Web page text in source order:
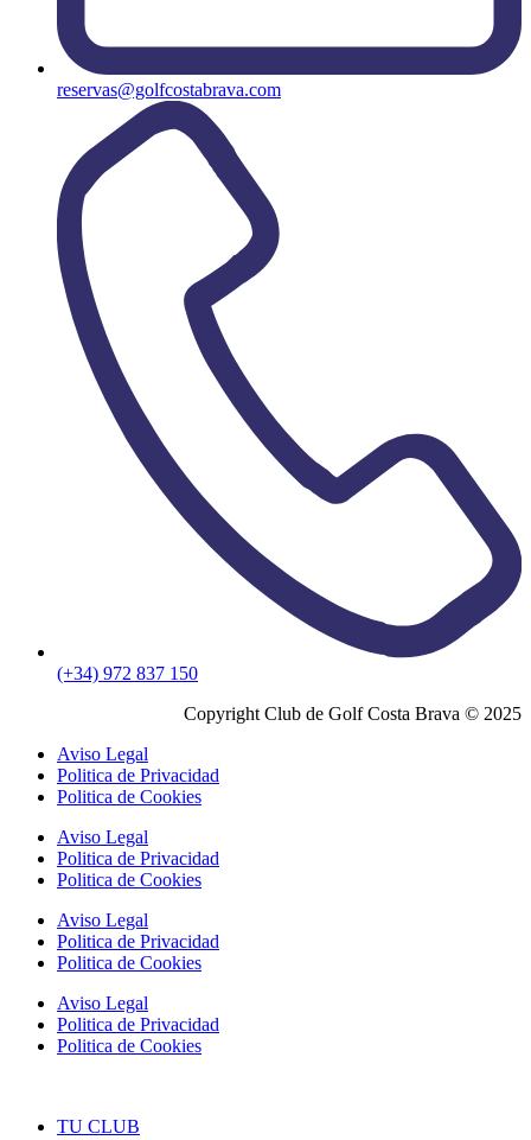
reservas@golfcostabrava.com
(+34) 972 837 150
Copyright Club de Golf Costa Brava © 2025
Aviso Legal
Politica de Privacidad
Politica de Cookies
Aviso Legal
Politica de Privacidad
Politica de Cookies
Aviso Legal
Politica de Privacidad
Politica de Cookies
Aviso Legal
Politica de Privacidad
Politica de Cookies
TU CLUB